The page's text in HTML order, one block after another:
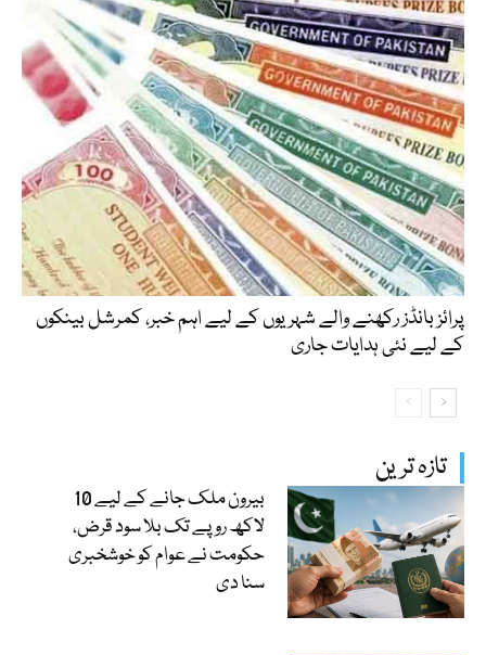
تازہ ترین
بیرون ملک جانے کے لیے 10
لاکھ روپے تک بلا سود قرض،
حکومت نے عوام کو خوشخبری
سنا دی
پرائز بانڈز رکھنے والے شہریوں کے لیے اہم خبر، کمرشل بینکوں
کے لیے نئی ہدایات جاری